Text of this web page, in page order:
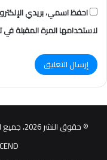
احفظ اسمي، بريدي
لاستخدامها المرة المقبلة
© حقوق النشر 2026، جميع الحقوق محفوظة |